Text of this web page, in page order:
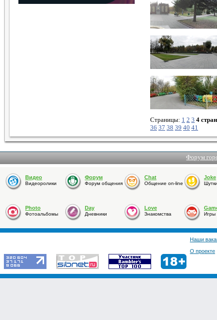
Страницы: 1 2 3 4
36 37 38 39 40 41
Форум
Видео
Видеоролики
Форум
Форум общения
Chat
Общение on-line
Joke
Photo
Фотоальбомы
Day
Дневники
Love
Знакомства Игры
Наши
О проекте